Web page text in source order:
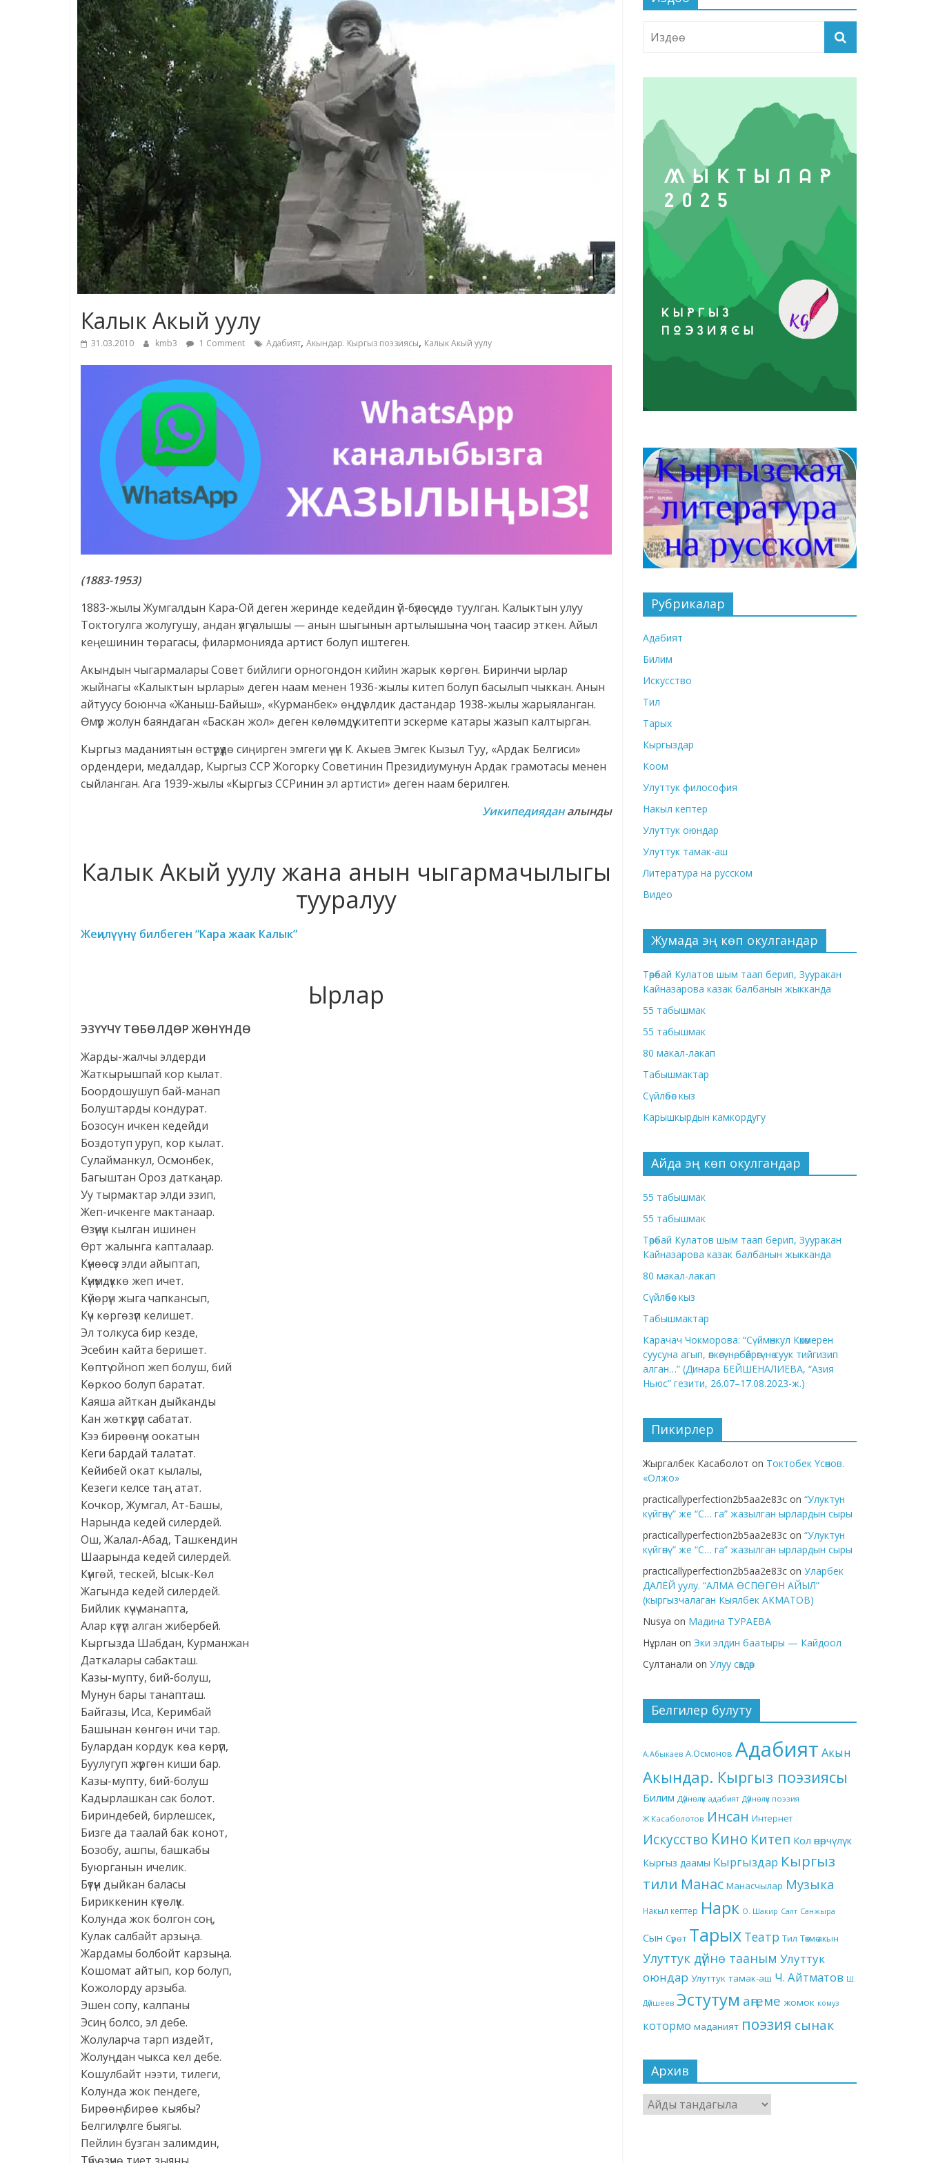
Калык Акый уулу
31.03.2010 kmb3 1 Comment Адабият, Акындар. Кыргыз поэзиясы, Калык Акый уулу
(1883-1953)
1883-жылы Жумгалдын Кара-Ой деген жеринде кедейдин үй-бүлөсүндө туулган. Калыктын улуу
Токтогулга жолугушу, андан үлгү алышы — анын шыгынын артылышына чоң таасир эткен. Айыл
кеңешинин төрагасы, филармонияда артист болуп иштеген.
Акындын чыгармалары Совет бийлиги орногондон кийин жарык көргөн. Биринчи ырлар
жыйнагы «Калыктын ырлары» деген наам менен 1936-жылы китеп болуп басылып чыккан. Анын
айтуусу боюнча «Жаныш-Байыш», «Курманбек» өңдүү элдик дастандар 1938-жылы жарыяланган.
Өмүр жолун баяндаган «Баскан жол» деген көлөмдүү китепти эскерме катары жазып калтырган.
Кыргыз маданиятын өстүрүүдө сиңирген эмгеги үчүн К. Акыев Эмгек Кызыл Туу, «Ардак Белгиси»
ордендери, медалдар, Кыргыз ССР Жогорку Советинин Президиумунун Ардак грамотасы менен
сыйланган. Ага 1939-жылы «Кыргыз ССРинин эл артисти» деген наам берилген.
Уикипедияданалынды
Калык Акый уулу жана анын чыгармачылыгы
тууралуу
Жеӊилүүнү билбеген “Кара жаак Калык”
Ырлар
ЭЗҮҮЧҮ ТӨБӨЛДӨР ЖӨНҮНДӨ
Жарды-жалчы элдерди
Жаткырышпай кор кылат.
Боордошушуп бай-манап
Болуштарды кондурат.
Бозосун ичкен кедейди
Боздотуп уруп, кор кылат.
Сулайманкул, Осмонбек,
Багыштан Ороз даткаңар.
Уу тырмактар элди эзип,
Жеп-ичкенге мактанаар.
Өзүнүн кылган ишинен
Өрт жалынга капталаар.
Күнөөсүз элди айыптап,
Күнүмдүккө жеп ичет.
Күйөрүн жыга чапкансып,
Күч көргөзүп келишет.
Эл толкуса бир кезде,
Эсебин кайта беришет.
Көптү ойноп жеп болуш, бий
Көркоо болуп баратат.
Каяша айткан дыйканды
Кан жөткүрүп сабатат.
Кээ бирөөнүн оокатын
Кеги бардай талатат.
Кейибей окат кылалы,
Кезеги келсе таң атат.
Кочкор, Жумгал, Ат-Башы,
Нарында кедей силердей.
Ош, Жалал-Абад, Ташкендин
Шаарында кедей силердей.
Күнгөй, тескей, Ысык-Көл
Жагында кедей силердей.
Бийлик күчү манапта,
Алар күтүп алган жибербей.
Кыргызда Шабдан, Курманжан
Даткалары сабакташ.
Казы-мупту, бий-болуш,
Мунун бары танапташ.
Байгазы, Иса, Керимбай
Башынан көнгөн ичи тар.
Булардан кордук көа көрүп,
Буулугуп жүргөн киши бар.
Казы-мупту, бий-болуш
Кадырлашкан сак болот.
Бириндебей, бирлешсек,
Бизге да таалай бак конот,
Бозобу, ашпы, башкабы
Буюрганын ичелик.
Бүтүн дыйкан баласы
Бириккенин күтөлүк.
Колунда жок болгон соң,
Кулак салбайт арзыңа.
Жардамы болбойт карзыңа.
Кошомат айтып, кор болуп,
Кожолорду арзыба.
Эшен сопу, калпаны
Эсиң болсо, эл дебе.
Жолуларча тарп издейт,
Жолуңдан чыкса кел дебе.
Кошулбайт нээти, тилеги,
Колунда жок пендеге,
Бирөөнү бирөө кыябы?
Белгилүү элге быягы.
Пейлин бузган залимдин,
Рубрикалар
Адабият
Билим
Искусство
Тил
Тарых
Кыргыздар
Коом
Улуттук философия
Накыл кептер
Улуттук оюндар
Улуттук тамак-аш
Литература на русском
Видео
Жумада эң көп окулгандар
Төрөбай Кулатов шым таап берип, Зууракан
Кайназарова казак балбанын жыкканда
55 табышмак
55 табышмак
80 макал-лакап
Табышмактар
Сүйлөбөс кыз
Карышкырдын камкордугу
Айда эң көп окулгандар
55 табышмак
55 табышмак
Төрөбай Кулатов шым таап берип, Зууракан
Кайназарова казак балбанын жыкканда
80 макал-лакап
Сүйлөбөс кыз
Табышмактар
Карачач Чокморова: “Сүймөнкул Көкөмерен
суусуна агып, өпкөсүнө, бөйрөгүнө суук тийгизип
алган…” (Динара БЕЙШЕНАЛИЕВА, “Азия
Ньюс” гезити, 26.07–17.08.2023-ж.)
Пикирлер
Жыргалбек Касаболот on Токтобек Үсөнов.
«Олжо»
practicallyperfection2b5aa2e83c on “Улуктун
күйгөнү” же “С… га” жазылган ырлардын сыры
practicallyperfection2b5aa2e83c on “Улуктун
күйгөнү” же “С… га” жазылган ырлардын сыры
practicallyperfection2b5aa2e83c on Уларбек
ДАЛЕЙ уулу. “АЛМА ӨСПӨГӨН АЙЫЛ”
(кыргызчалаган Кыялбек АКМАТОВ)
Nusya on Мадина ТУРАЕВА
Нұрлан on Эки элдин баатыры — Кайдоол
Султанали on Улуу сөздөр
Белгилер булуту
А.Абыкаев А.Осмонов Адабият Акын
Акындар. Кыргыз поэзиясы
Билим Дүйнөлүк адабият Дүйнөлүк поэзия
Ж.Касаболотов Инсан Интернет
Искусство Кино Китеп Кол өнөрчүлүк
Кыргыз даамы Кыргыздар Кыргыз
тили Манас Манасчылар Музыка
Накыл кептер Нарк О. Шакир Салт Санжыра
Сын Сүрөт Тарых Театр Тил Төкмө акын
Улуттук дүйнө тааным Улуттук
оюндар Улуттук тамак-аш Ч. Айтматов Ш.
Дүйшеев Эстутум аңгеме жомок комуз
котормо маданият поэзия сынак
Архив
Архив